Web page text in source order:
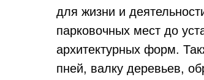
для жизни и
парковочных мест до
архитектурных форм.
пней, валку деревьев,